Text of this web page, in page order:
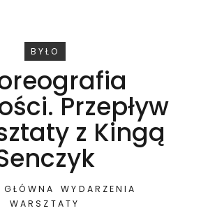
WYDARZENIE
BYŁO
Przepływ
z Kingą
WYDARZENIA
WARSZTATY